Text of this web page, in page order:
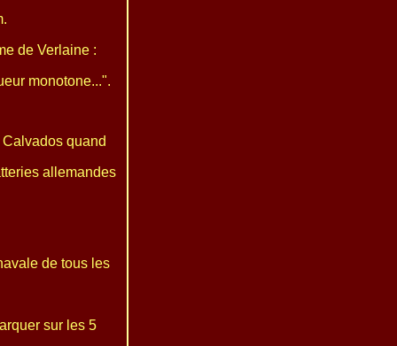
de Verlaine :
monotone...".
quand
allemandes
de tous les
sur les 5